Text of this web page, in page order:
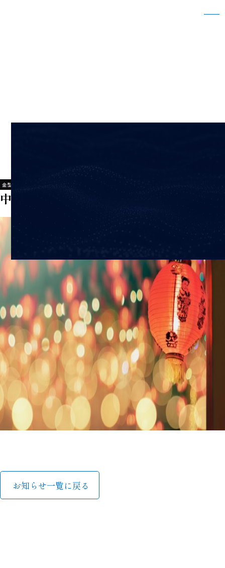
金型事業
中国金型工場 春節に伴う休業のお知らせ
お知らせ一覧に戻る